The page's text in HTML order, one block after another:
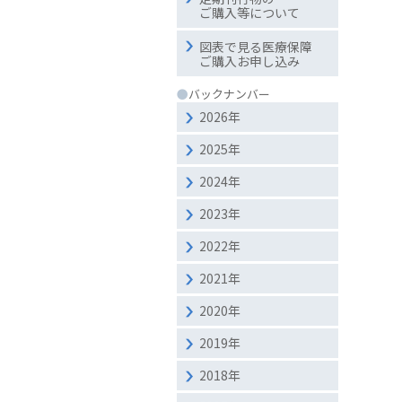
ご購入等について
図表で見る医療保障
ご購入お申し込み
●バックナンバー
2026年
2025年
2024年
2023年
2022年
2021年
2020年
2019年
2018年